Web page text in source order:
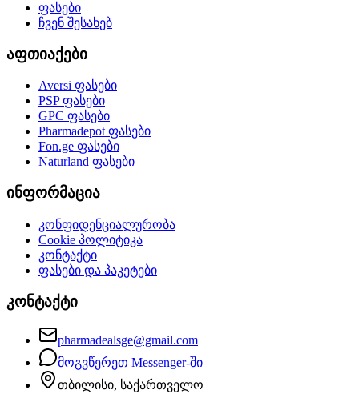
ფასები
ჩვენ შესახებ
აფთიაქები
Aversi ფასები
PSPფასები
GPC ფასები
Pharmadepotფასები
Fon.ge ფასები
Naturland ფასები
ინფორმაცია
კონფიდენციალურობა
Cookie პოლიტიკა
კონტაქტი
ფასები და პაკეტები
კონტაქტი
pharmadealsge@gmail.com
მოგვწერეთ Messenger-ში
თბილისი, საქართველო